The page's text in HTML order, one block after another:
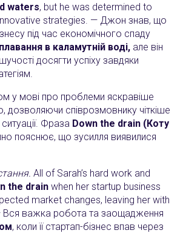
waters, but he was determined to
strategies. — Джон знав, що
під час економічного спаду
плавання в каламутній воді, але він
досягти успіху завдяки
у мові про проблеми яскравіше
дозволяючи співрозмовнику чіткіше
Фраза Down the drain (Коту
пояснює, що зусилля виявилися
All of Sarah’s hard work and
the drain when her startup business
market changes, leaving her with
важка робота та заощадження
, коли її стартап-бізнес впав через